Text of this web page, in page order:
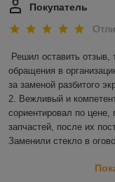
Покупатель
Решил оставить отзыв,
обращения в
за заменой разбитого
2. Вежливый и
сориентировал по цене,
запчастей, после их
Заменили стекло в